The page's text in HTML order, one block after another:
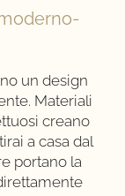
un design
Materiali
creano
a casa dal
portano la